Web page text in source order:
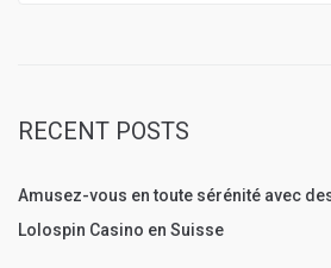
RECENT POSTS
Amusez-vous en toute sérénité avec
Lolospin Casino en Suisse